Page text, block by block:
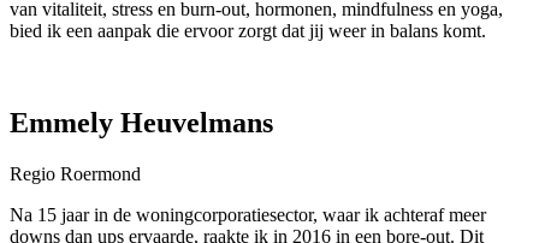
van vitaliteit, stress en burn-out, hormonen, mindfulness en yoga,
bied ik een aanpak die ervoor zorgt dat jij weer in balans komt.
Emmely Heuvelmans
Regio Roermond
Na 15 jaar in de woningcorporatiesector, waar ik achteraf meer
downs dan ups ervaarde, raakte ik in 2016 in een bore-out. Dit